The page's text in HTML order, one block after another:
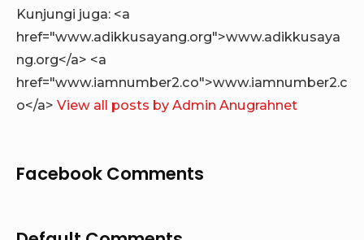
Kunjungi juga: <a
href="www.adikkusayang.org">www.adikkusaya
ng.org</a> <a
href="www.iamnumber2.co">www.iamnumber2.c
o</a> View all posts by Admin Anugrahnet
Facebook Comments